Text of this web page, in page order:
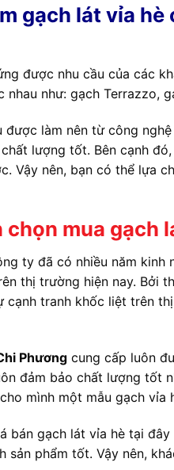
gạch lát vỉa
được nhu cầu của các
nhau như: gạch Terrazzo,
được làm nên từ công
lượng tốt. Bên cạnh
Vậy nên, bạn có thể lựa
chọn mua gạch
ty đã có nhiều năm kinh
thị trường hiện nay. Bởi
cạnh tranh khốc liệt trên
Phương cung cấp luôn
đảm bảo chất lượng tốt
mình một mẫu gạch vỉa
bán gạch lát vỉa hè tại
sản phẩm tốt. Vậy nên,